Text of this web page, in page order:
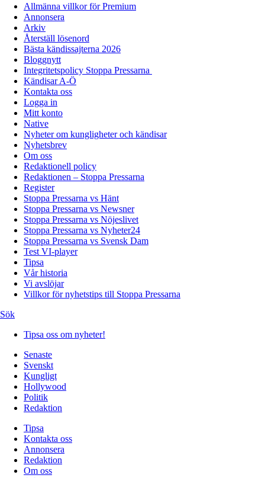
Allmänna villkor för Premium
Annonsera
Arkiv
Återställ lösenord
Bästa kändissajterna 2026
Bloggnytt
Integritetspolicy Stoppa Pressarna
Kändisar A-Ö
Kontakta oss
Logga in
Mitt konto
Native
Nyheter om kungligheter och kändisar
Nyhetsbrev
Om oss
Redaktionell policy
Redaktionen – Stoppa Pressarna
Register
Stoppa Pressarna vs Hänt
Stoppa Pressarna vs Newsner
Stoppa Pressarna vs Nöjeslivet
Stoppa Pressarna vs Nyheter24
Stoppa Pressarna vs Svensk Dam
Test VI-player
Tipsa
Vår historia
Vi avslöjar
Villkor för nyhetstips till Stoppa Pressarna
Sök
Tipsa oss om nyheter!
Senaste
Svenskt
Kungligt
Hollywood
Politik
Redaktion
Tipsa
Kontakta oss
Annonsera
Redaktion
Om oss